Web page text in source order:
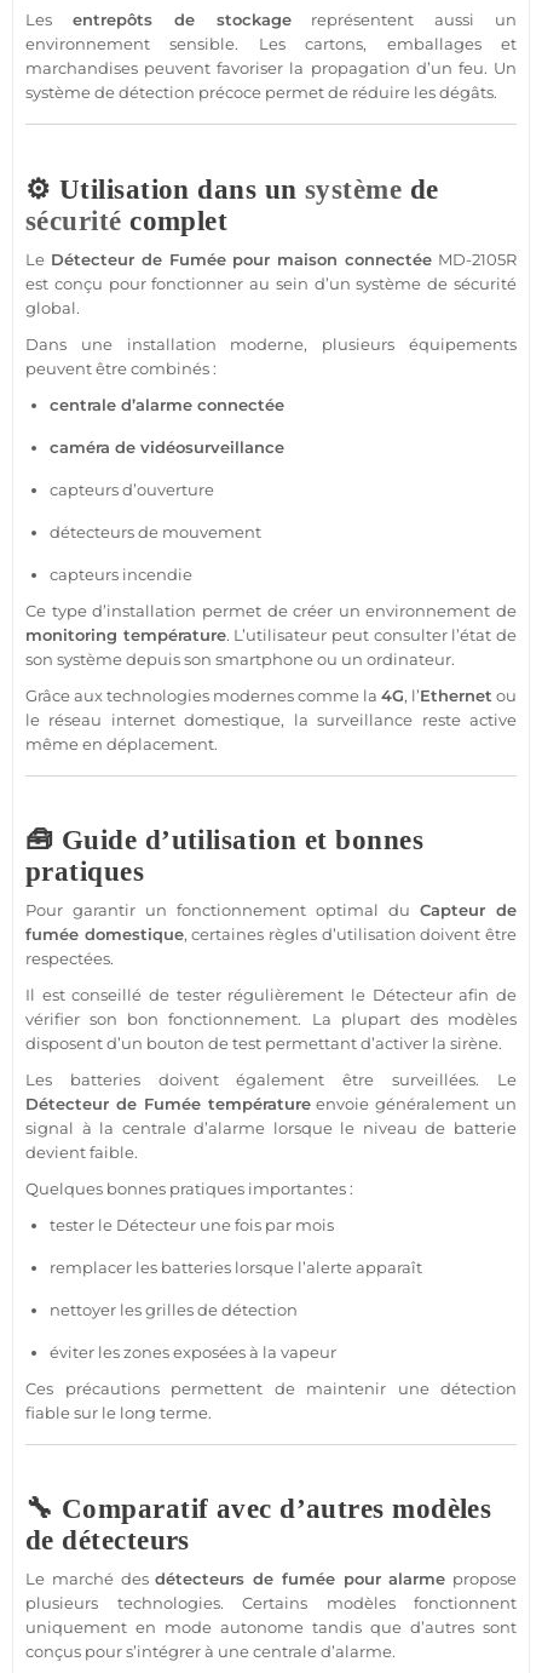
Les entrepôts de stockagereprésentent aussi un
environnement sensible. Les cartons, emballages et
marchandises peuvent favoriser la propagation d’un feu. Un
systèmede détection précoce permet de réduire les dégâts.
⚙️ Utilisation dans un système de
sécurité complet
Le Détecteur de Fuméepour maison connectée MD-2105R
est conçu pour fonctionner au sein d’unsystème desécurité
global.
Dans une installation moderne, plusieurs équipements
peuvent être combinés :
centrale d’alarme connectée
caméra de vidéosurveillance
capteurs d’ouverture
détecteurs de mouvement
capteurs incendie
Ce type d’installation permet de créer un environnement de
monitoring température. L’utilisateur peut consulter l’état de
son systèmedepuis son smartphoneou un ordinateur.
Grâce aux technologies modernes comme la 4G, l’Ethernet ou
le réseau internet domestique, lasurveillance reste active
même en déplacement.
🧰 Guide d’utilisation et bonnes
pratiques
Pour garantir un fonctionnement optimal du Capteur de
fumée domestique, certaines règles d’utilisation doivent être
respectées.
Il est conseillé de tester régulièrement le Détecteurafin de
vérifier son bon fonctionnement. La plupart des modèles
disposent d’un bouton de test permettant d’activer la sirène.
Les batteries doivent également être surveillées. Le
Détecteur de Fumée températureenvoie généralement un
signal à la centraled’alarme lorsque le niveau de batterie
devient faible.
Quelques bonnes pratiques importantes :
tester le Détecteur une fois par mois
remplacer les batteries lorsque l’alerte apparaît
nettoyer les grilles de détection
éviter les zones exposées à la vapeur
Ces précautions permettent de maintenir une détection
fiablesur le long terme.
🔧 Comparatif avec d’autres modèles
de détecteurs
Le marché desdétecteurs de fumée pouralarme propose
plusieurs technologies. Certains modèles fonctionnent
uniquement en mode autonome tandis que d’autres sont
conçus pour s’intégrer à unecentraled’alarme.